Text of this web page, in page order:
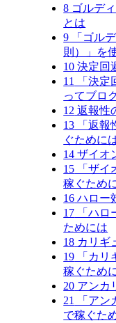
8 ゴルデ
とは
9 「ゴル
則）」を
10 決定回
11
「決定
ってブロ
12 返報性
13 「返報
ぐために
14 ザイオ
15 「ザイ
稼ぐため
16 ハロー
17 「ハロ
ためには
18 カリギ
19 「カリ
稼ぐため
20 アンカ
21
「アン
で稼ぐた